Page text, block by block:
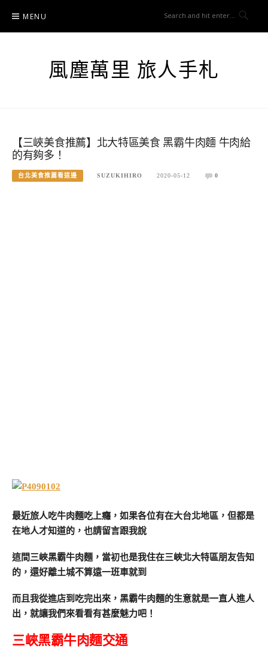
content
MENU
風塵萬里 旅人手札
【三峽美食推薦】北大特區美食 黑霸牛肉麵 牛肉給
的有夠多！
台北美食推薦看這邊 SUZUKIHIRO 2020-05-12 0
最近旅人吃牛肉麵吃上癮，如果各位有在大台北地區，但都是
在地人才知道的，也請留言跟我說
這間三峽黑霸牛肉麵，當初也是我住在三峽北大特區朋友告知
的，還好離土城不算遠一班車就到
而且我從進店到吃完出來，黑霸牛肉麵的生意就是一直人進人
出，就讓我們來看看有甚麼魅力吧！
三峽黑霸牛肉麵交通